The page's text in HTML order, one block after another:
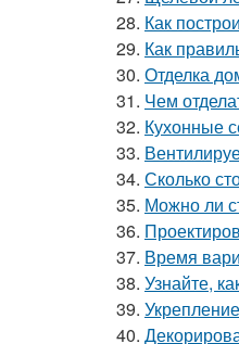
28. Как
29. Как
30. Отделка
31. Чем
32. Кухонные
33.
34. Сколько
35. Можно ли
36.
37. Время
38. Узнайте,
39.
40.